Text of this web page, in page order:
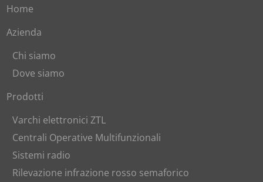
Home
Azienda
Chi siamo
Dove siamo
Prodotti
Varchi elettronici ZTL
Centrali Operative Multifunzionali
Sistemi radio
Rilevazione infrazione rosso semaforico